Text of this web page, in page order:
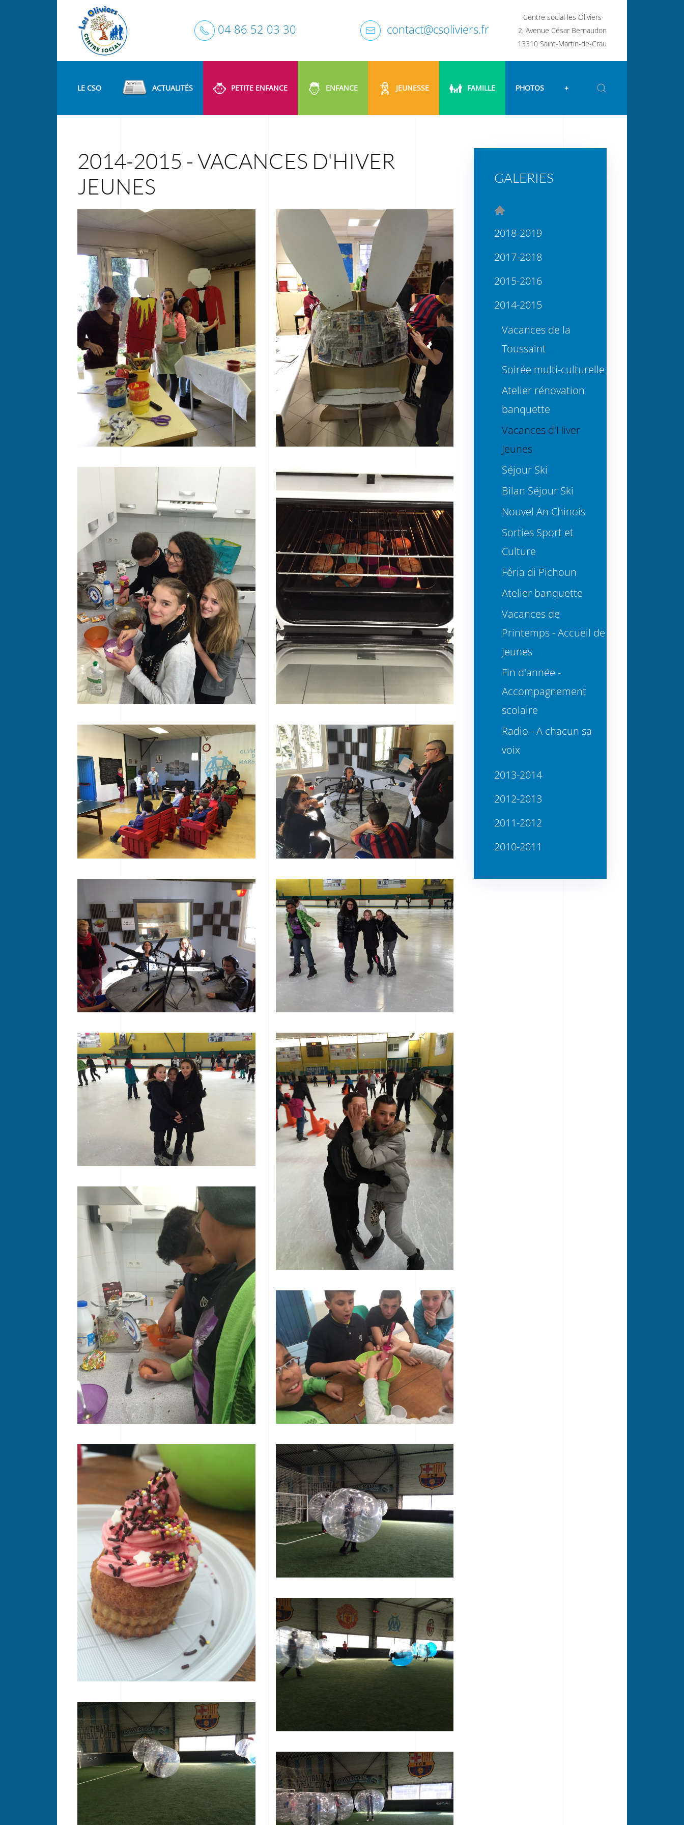
04 86 52 03 30 contact@csoliviers.fr
Centre social les Oliviers
2, Avenue César Bernaudon
13310 Saint-Martin-de-Crau
LE CSO ACTUALITÉS PETITE ENFANCE ENFANCE JEUNESSE FAMILLE PHOTOS +
2014-2015 - VACANCES D'HIVER
JEUNES
GALERIES
2018-2019
2017-2018
2015-2016
2014-2015
Vacances de la
Toussaint
Soirée multi-culturelle
Atelier rénovation
banquette
Vacances d'Hiver
Jeunes
Séjour Ski
Bilan Séjour Ski
Nouvel An Chinois
Sorties Sport et
Culture
Féria di Pichoun
Atelier banquette
Vacances de
Printemps - Accueil de
Jeunes
Fin d'année -
Accompagnement
scolaire
Radio - A chacun sa
voix
2013-2014
2012-2013
2011-2012
2010-2011